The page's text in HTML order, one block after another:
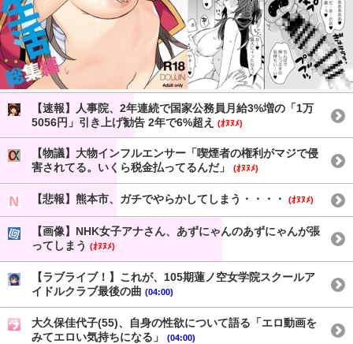
【速報】人事院、2年連続で国家公務員月給3%増の「1万
5056円」引き上げ勧告 2年で6%超え
(ｵﾇﾇﾒ)
【物議】大物インフルエンサー「喫煙者の権利がマジで侵
害されてる。いくら税金払ってるんだ」
(ｵﾇﾇﾒ)
【悲報】熊本市、ガチでやらかしてしまう・・・・ (ｵﾇﾇﾒ)
【画像】NHK女子アナさん、あずにゃんのあずにゃんが張
ってしまう (ｵﾇﾇﾒ)
【ラブライブ！】これが、105期蓮ノ空女学院スクールア
イドルクラブ最後の曲 (04:00)
大久保佳代子(55)、自身の性欲について語る「エロ動画を
みてエロい気持ちになる」
(04:00)